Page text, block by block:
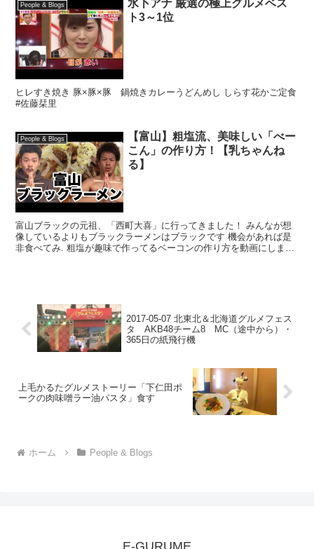
People & Blogs
水卜アナ 厳選の極上グルメベス
ト3～1位
ヒレすき焼き 豚×豚×豚 鍋焼きカレーうどんめし しらす花かご定食
#佐藤栞里
People & Blogs
【富山】粗塩流、美味しい「べー
こん」の作り方！【乳ちゃんね
る】
富山ブラックの元祖、「西町大喜」に行ってきました！ みんなが想
像しているよりもブラックラーメンはブラックです 機会があれば是
非食べてみ. 粗塩が趣味で作ってるベーコンの作り方を動画にしまし
2017-05-07 北東北＆北海道グルメフェス
タ AKB48チーム8 MC（途中から）・
365日の紙飛行機
上毛かるたグルメストーリー「下仁田ポ
ークの肉味噌ラー油パスタ」食す
ホーム People & Blogs